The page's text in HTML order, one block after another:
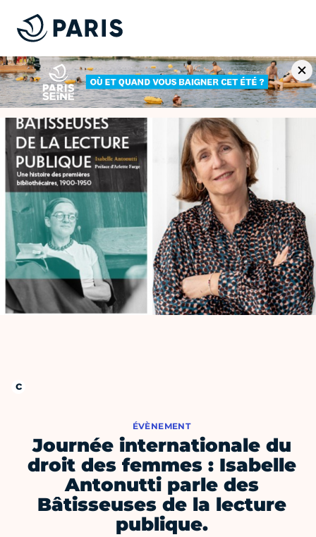
ÉVÈNEMENT
Journée internationale du
droit des femmes : Isabelle
Antonutti parle des
Bâtisseuses de la lecture
publique.